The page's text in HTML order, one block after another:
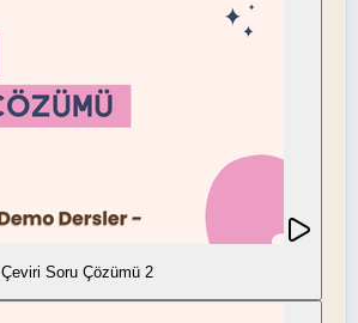
Çeviri Soru Çözümü 2